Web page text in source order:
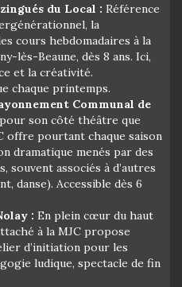
du Local : Référence
la
cours hebdomadaires à la
lès-Beaune, dès 8 ans. Ici,
et la créativité.
chaque printemps.
Communal de
son côté théâtre que
offre pourtant chaque saison
dramatique menés par des
souvent associés à d’autres
danse). Accessible dès 6
: En plein cœur du haut
à la MJC propose
d’initiation pour les
ludique, spectacle de fin